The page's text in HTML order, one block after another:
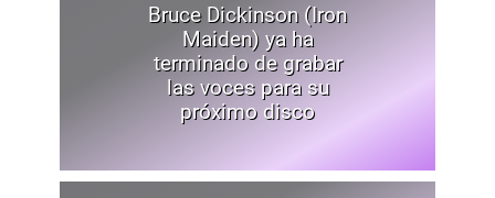
Bruce Dickinson (Iron
Maiden) ya ha
terminado de grabar
las voces para su
próximo disco